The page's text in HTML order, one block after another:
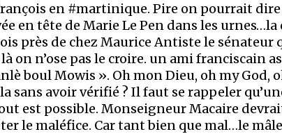
en #martinique. Pire on pourrait dire
en tête de Marie Le Pen dans les
près de chez Maurice Antiste le sénateur
on n’ose pas le croire. un ami franciscain
boul Mowis ». Oh mon Dieu, oh my God,
sans avoir vérifié ? Il faut se rappeler
est possible. Monseigneur Macaire
le maléfice. Car tant bien que mal…le